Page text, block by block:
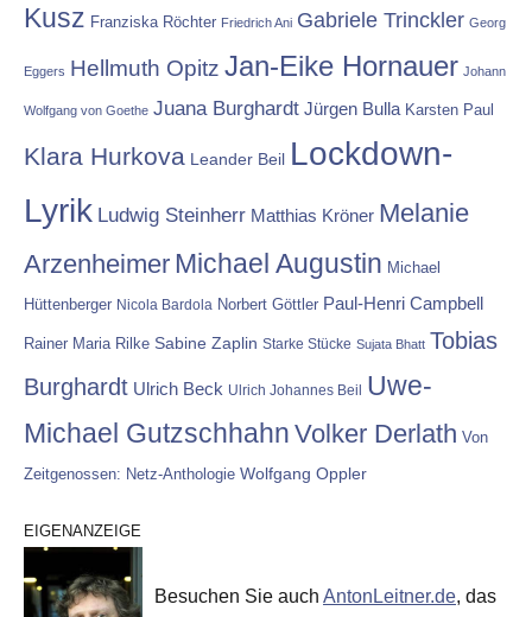
Kusz Franziska Röchter Friedrich Ani Gabriele Trinckler Georg
Eggers Hellmuth Opitz Jan-Eike Hornauer Johann
Wolfgang von Goethe Juana Burghardt Jürgen Bulla Karsten Paul
Klara Hurkova Leander Beil Lockdown-
Lyrik Ludwig Steinherr Matthias Kröner Melanie
Arzenheimer Michael Augustin Michael
Hüttenberger Nicola Bardola Norbert Göttler Paul-Henri Campbell
Rainer Maria Rilke Sabine Zaplin Starke Stücke Sujata Bhatt Tobias
Burghardt Ulrich Beck Ulrich Johannes Beil Uwe-
Michael Gutzschhahn Volker Derlath Von
Zeitgenossen: Netz-Anthologie Wolfgang Oppler
EIGENANZEIGE
Besuchen Sie auch AntonLeitner.de, das